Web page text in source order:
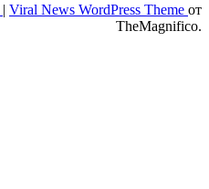
| Viral News WordPress Theme от
TheMagnifico.